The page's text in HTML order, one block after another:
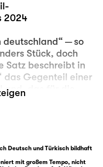
2024
deutschland“ — so
Stück, doch
Satz beschreibt in
das Gegenteil einer
das für die
ein Zufluchtsort ist,
nichts zu
auf der
verboten
dass er
trägt. Und als
Deutsch und Türkisch bildhaft
mit großem Tempo, nicht